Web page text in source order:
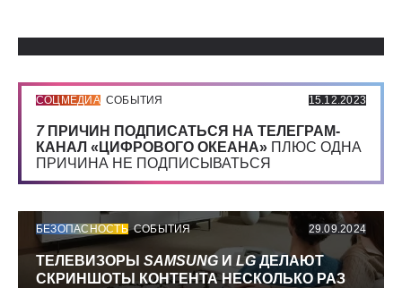
СОЦМЕДИА СОБЫТИЯ 15.12.2023
7 ПРИЧИН ПОДПИСАТЬСЯ НА ТЕЛЕГРАМ-
КАНАЛ «ЦИФРОВОГО ОКЕАНА» ПЛЮС ОДНА
ПРИЧИНА НЕ ПОДПИСЫВАТЬСЯ
БЕЗОПАСНОСТЬ СОБЫТИЯ 29.09.2024
ТЕЛЕВИЗОРЫ SAMSUNG И LGДЕЛАЮТ
СКРИНШОТЫ КОНТЕНТА НЕСКОЛЬКО РАЗ